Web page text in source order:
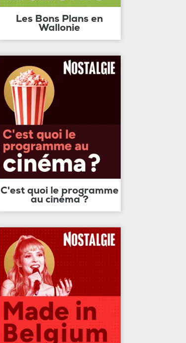
Les Bons Plans en
Wallonie
C'est quoi le programme
au cinéma ?